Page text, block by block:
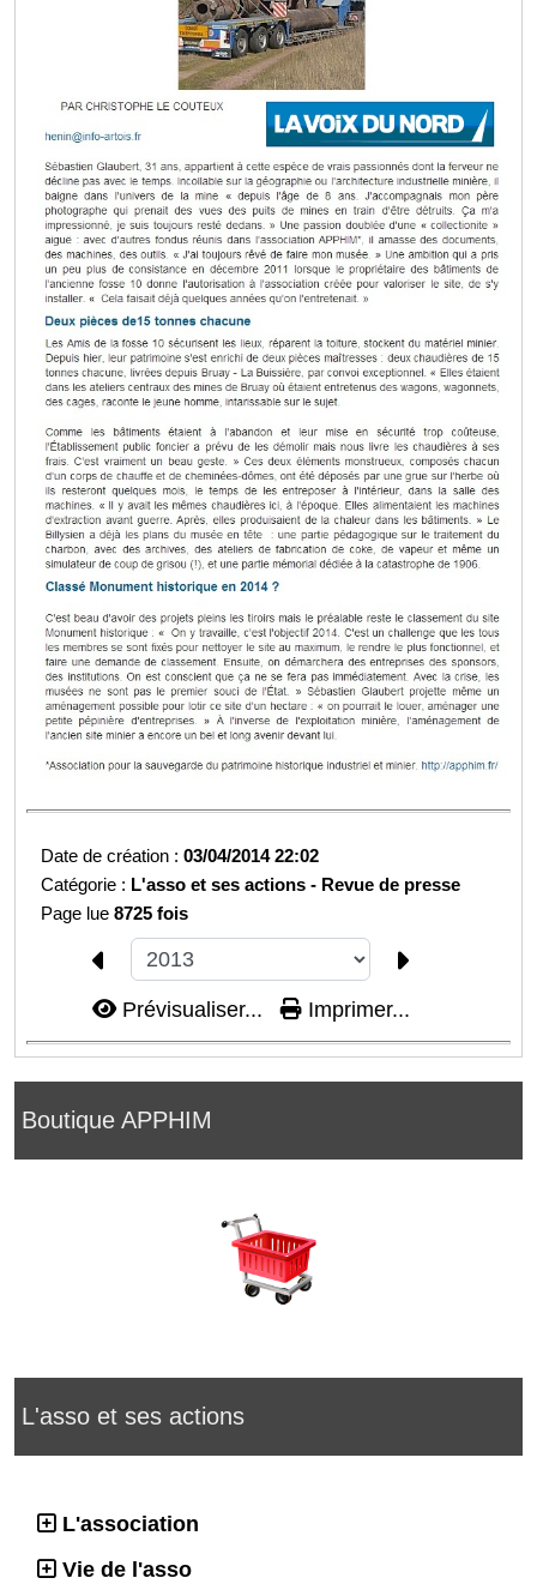
Boutique APPHIM
L'asso et ses actions
L'association
Vie de l'asso
Date de création :03/04/2014 22:02
Catégorie : L'asso et ses actions - Revue de presse
Page lue8725 fois
Prévisualiser... Imprimer...